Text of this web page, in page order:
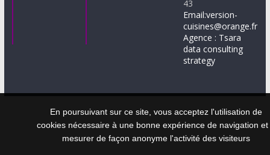
43
Email:version-
cuisines@orange.fr
Agence : Tsara
data consulting
strategy
En poursuivant sur ce site, vous acceptez l'utilisation de
cookies nécessaire à une bonne expérience de navigation et
mesurer de façon anonyme l'activité des visiteurs